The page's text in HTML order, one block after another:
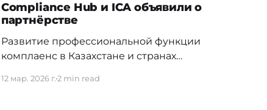
Compliance Hub и ICA объявили о
партнёрстве
Развитие профессиональной функции
комплаенс в Казахстане и странах
приобретает институциональные формы.
12 мар. 2026 г.2 min read